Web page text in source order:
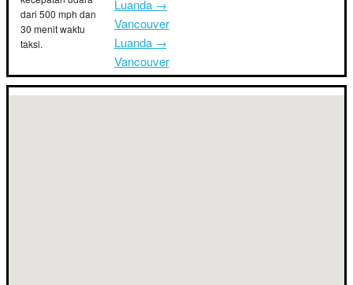
dari 500 mph dan
30 menit waktu
taksi.
Luanda →
Vancouver
Luanda →
Vancouver